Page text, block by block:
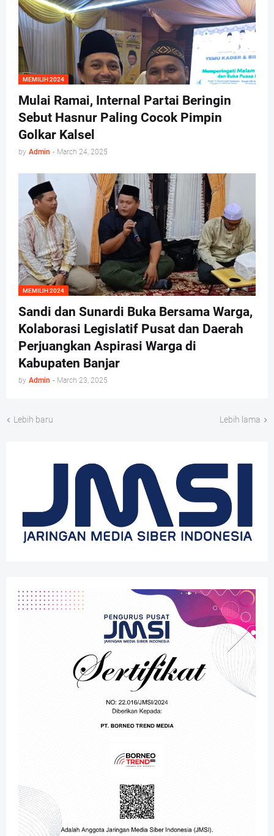
MEMILIH 2024
Mulai Ramai, Internal Partai Beringin
Sebut Hasnur Paling Cocok Pimpin
Golkar Kalsel
by Admin - March 24, 2025
MEMILIH 2024
Sandi dan Sunardi Buka Bersama Warga,
Kolaborasi Legislatif Pusat dan Daerah
Perjuangkan Aspirasi Warga di
Kabupaten Banjar
by Admin - March 23, 2025
Lebih baru Lebih lama